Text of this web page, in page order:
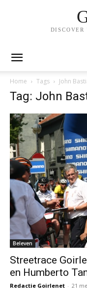
DISCOVER
Home Tags John
Tag: John
Beleven
Streetrace
en Humberto
Redactie Goirlenet - 21